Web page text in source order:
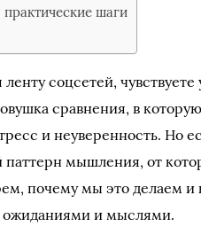
практические шаги
соцсетей, чувствуете
сравнения, в
и неуверенность. Но
паттерн мышления, от
почему мы это делаем и
ожиданиями и мыслями.